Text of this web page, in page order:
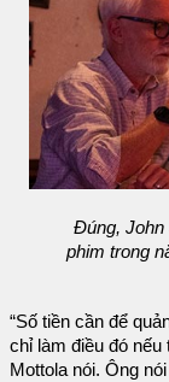
Đúng, John
phim trong
“Số tiền cần để
chỉ làm điều đó
Mottola nói. Ông